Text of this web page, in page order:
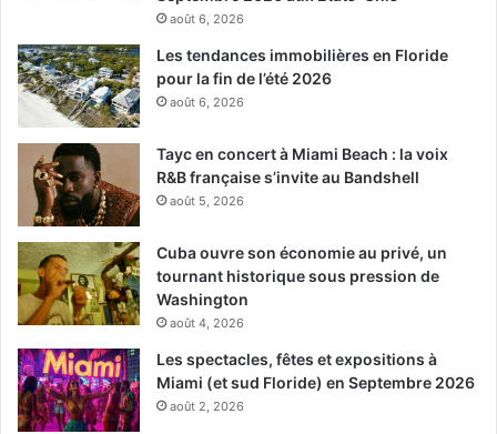
août 6, 2026
Les tendances immobilières en Floride
pour la fin de l’été 2026
août 6, 2026
Tayc en concert à Miami Beach : la voix
R&B française s’invite au Bandshell
août 5, 2026
Cuba ouvre son économie au privé, un
tournant historique sous pression de
Washington
août 4, 2026
Les spectacles, fêtes et expositions à
Miami (et sud Floride) en Septembre 2026
août 2, 2026